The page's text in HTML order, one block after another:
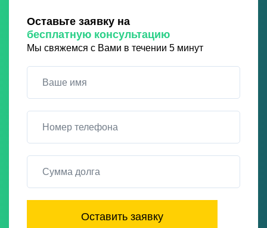
Оставьте заявку на
бесплатную консультацию
Мы свяжемся с Вами в течении 5 минут
Оставить заявку